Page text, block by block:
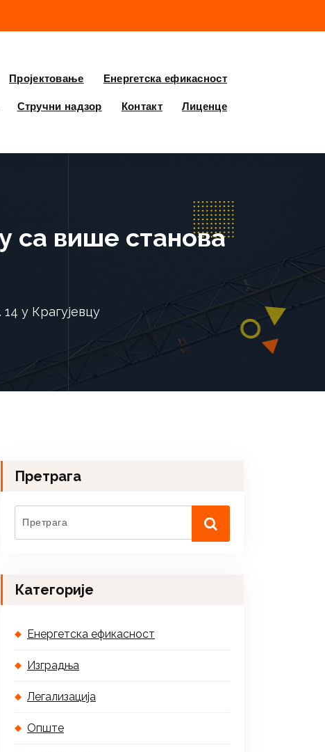
Пројектовање Енергетска ефикасност
Стручни надзор Контакт Лиценце
са више станова
у Крагујевцу
Претрага
Категорије
Енергетска ефикасност
Изградња
Легализација
Опште